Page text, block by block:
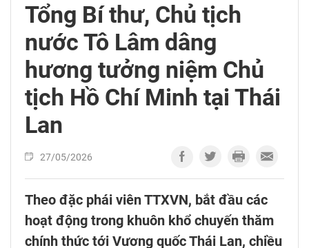
Tổng Bí thư, Chủ tịch
nước Tô Lâm dâng
hương tưởng niệm Chủ
tịch Hồ Chí Minh tại Thái
Lan
27/05/2026
Theo đặc phái viên TTXVN, bắt đầu các
hoạt động trong khuôn khổ chuyến thăm
chính thức tới Vương quốc Thái Lan, chiều